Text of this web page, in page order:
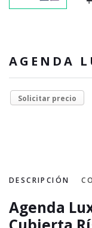
AGENDA
Solicitar precio
DESCRIPCIÓN
Agenda